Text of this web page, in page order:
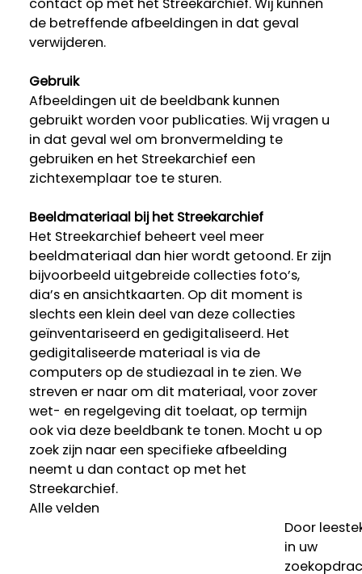
contact op met het Streekarchief. Wij kunnen
de betreffende afbeeldingen in dat geval
verwijderen.
Gebruik
Afbeeldingen uit de beeldbank kunnen
gebruikt worden voor publicaties. Wij vragen u
in dat geval wel om bronvermelding te
gebruiken en het Streekarchief een
zichtexemplaar toe te sturen.
Beeldmateriaal bij het Streekarchief
Het Streekarchief beheert veel meer
beeldmateriaal dan hier wordt getoond. Er zijn
bijvoorbeeld uitgebreide collecties foto’s,
dia’s en ansichtkaarten. Op dit moment is
slechts een klein deel van deze collecties
geïnventariseerd en gedigitaliseerd. Het
gedigitaliseerde materiaal is via de
computers op de studiezaal in te zien. We
streven er naar om dit materiaal, voor zover
wet- en regelgeving dit toelaat, op termijn
ook via deze beeldbank te tonen. Mocht u op
zoek zijn naar een specifieke afbeelding
neemt u dan contact op met het
Streekarchief.
Alle velden
Door
in uw